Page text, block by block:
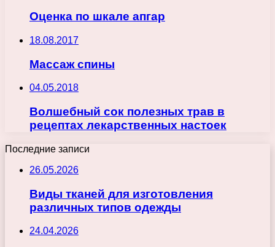
Оценка по шкале апгар
18.08.2017
Массаж спины
04.05.2018
Волшебный сок полезных трав в
рецептах лекарственных настоек
Последние записи
26.05.2026
Виды тканей для изготовления
различных типов одежды
24.04.2026